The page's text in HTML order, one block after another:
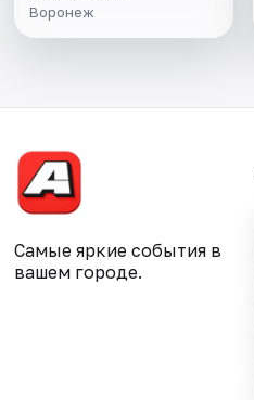
Воронеж
Самые яркие события в
вашем городе.